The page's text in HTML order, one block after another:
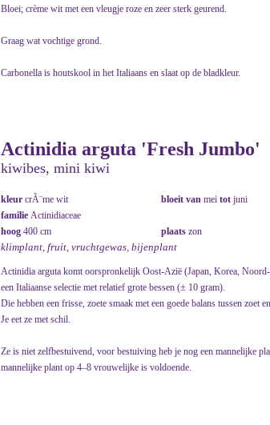
Bloei; crème wit met een vleugje roze en zeer sterk geurend.
Graag wat vochtige grond.
Carbonella is houtskool in het Italiaans en slaat op de bladkleur.
Actinidia arguta 'Fresh Jumbo'
kiwibes, mini kiwi
kleur crÃ¨me wit bloeit van mei tot juni
familie Actinidiaceae
hoog 400 cm plaats zon
klimplant, fruit, vruchtgewas, bijenplant
Actinidia arguta komt oorspronkelijk Oost-Azië (Japan, Korea,
een Italiaanse selectie met relatief grote bessen (± 10 gram).
Die hebben een frisse, zoete smaak met een goede balans tussen zoet
Je eet ze met schil.
Ze is niet zelfbestuivend, voor bestuiving heb je nog een mannelijke
mannelijke plant op 4–8 vrouwelijke is voldoende.